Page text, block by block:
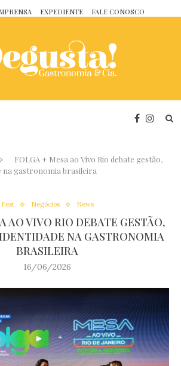
EXPEDIENTE FALE CONOSCO
FOLGA + Mesa ao Vivo Rio debate gestão,
na gastronomia brasileira
Fest Negócios News
AO VIVO RIO DEBATE GESTÃO,
NA GASTRONOMIA
BRASILEIRA
16/06/2026